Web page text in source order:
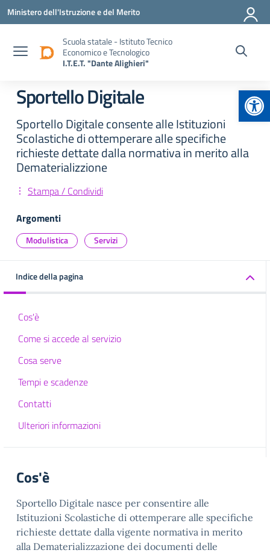
Vai ai contenuti
Vai al menu di navigazione
Vai al footer
Ministero dell'Istruzione e del Merito
Scuola statale - Istituto Tecnico
Economico e Tecnologico
I.T.E.T. "Dante Alighieri"
Sportello Digitale
Sportello Digitale consente alle Istituzioni
Scolastiche di ottemperare alle specifiche
richieste dettate dalla normativa in merito alla
Dematerializzione
Stampa / Condividi
Argomenti
Modulistica Servizi
Indice della pagina
Cos'è
Come si accede al servizio
Cosa serve
Tempi e scadenze
Contatti
Ulteriori informazioni
Cos'è
Sportello Digitale nasce per consentire alle
Istituzioni Scolastiche di ottemperare alle specifiche
richieste dettate dalla vigente normativa in merito
alla Dematerializzazione dei documenti delle